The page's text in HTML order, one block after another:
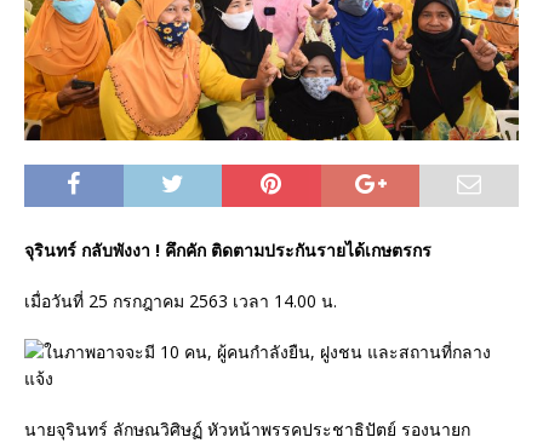
จุรินทร์ กลับพังงา ! คึกคัก ติดตามประกันรายได้เกษตรกร
เมื่อวันที่ 25 กรกฎาคม 2563 เวลา 14.00 น.
นายจุรินทร์ ลักษณวิศิษฏ์ หัวหน้าพรรคประชาธิปัตย์ รองนายก